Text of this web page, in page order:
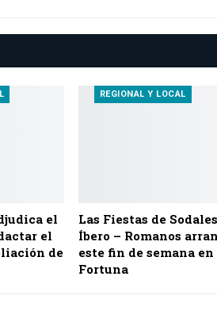
el
el
de
REGIONAL Y LOCAL
Las Fiestas de Sodales
Íbero – Romanos
este fin de semana en
Fortuna